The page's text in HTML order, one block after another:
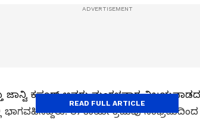
ಕಪೂರ್ ಅವರು ಮಂಗಳವಾರ
ಭಾಗವಹಿಸಿದ್ದರು. ಈ ಕಾರ್ಯಕ್ರಮವು ಸಂಭ್ರಮದಿಂದ
READ FULL ARTICLE